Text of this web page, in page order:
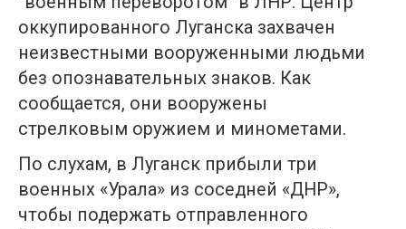
оккупированного Луганска захвачен
неизвестными вооруженными людьми
без опознавательных знаков. Как
сообщается, они вооружены
стрелковым оружием и минометами.
По слухам, в Луганск прибыли три
военных «Урала» из соседней «ДНР»,
чтобы подержать отправленного